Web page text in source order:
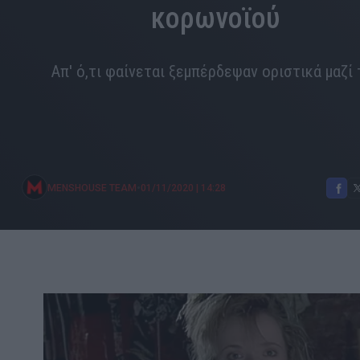
κορωνοϊού
Απ' ό,τι φαίνεται ξεμπέρδεψαν οριστικά μαζί
MENSHOUSE TEAM 01/11/2020 | 14:28